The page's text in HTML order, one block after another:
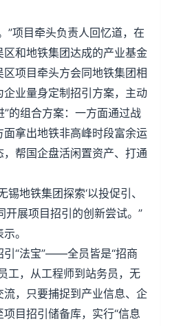
”项目牵头负责人回忆道，在
和地铁集团达成的产业基金
项目牵头方会同地铁集团相
业量身定制招引方案，主动
的组合方案：一方面通过战
拿出地铁非高峰时段富余运
帮国企盘活闲置资产、打通
地铁集团探索‘以投促引、
开展项目招引的创新尝试。”
。
引“法宝”——全员皆是“招商
工，从工程师到站务员，无
，只要捕捉到产业信息、企
目招引储备库，实行“信息